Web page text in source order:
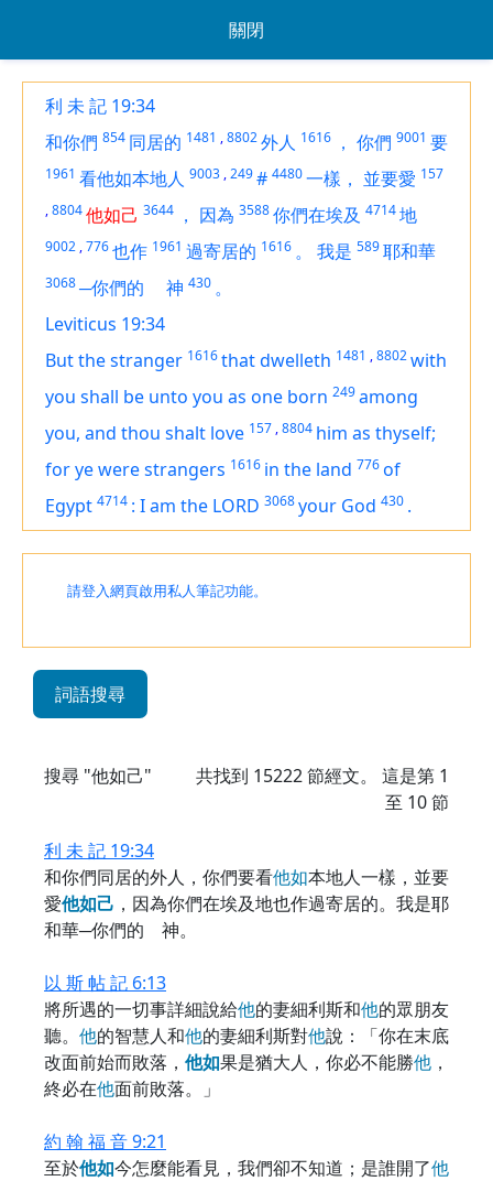
關閉
利 未 記 19:34
和你們 854 同居的 1481 ,8802外人 1616 ， 你們 9001 要
1961 看他如本地人 9003 ,249# 4480一樣， 並要愛 157
,8804他如己 3644 ， 因為 3588你們在埃及 4714地
9002 ,776也作 1961 過寄居的 1616 。 我是 589耶和華
3068─你們的 神 430 。
Leviticus 19:34
Butthe stranger 1616that dwelleth 1481 ,8802with
you shall be unto you as one born 249among
you, and thou shalt love 157 ,8804 him as thyself;
for ye were strangers 1616 in the land 776of
Egypt 4714 : Iam the LORD 3068your God 430 .
請登入網頁啟用私人筆記功能。
詞語搜尋
搜尋 "他如己" 共找到 15222節經文。 這是第 1
至 10 節
利 未 記 19:34
和你們同居的外人，你們要看他如本地人一樣，並要
愛他如己 ，因為你們在埃及地也作過寄居的。我是耶
和華─你們的 神。
以 斯 帖 記 6:13
將所遇的一切事詳細說給他的妻細利斯和他的眾朋友
聽。 他的智慧人和他的妻細利斯對他說：「你在末底
改面前始而敗落， 他如果是猶大人，你必不能勝他 ，
終必在他面前敗落。」
約 翰 福 音 9:21
至於他如今怎麼能看見，我們卻不知道；是誰開了他